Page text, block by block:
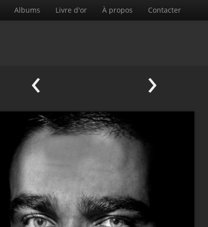
Albums Livre d'or À propos Contacter
‹ ›